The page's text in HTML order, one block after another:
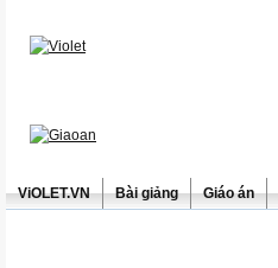
ViOLET.VN Bài giảng Giáo án